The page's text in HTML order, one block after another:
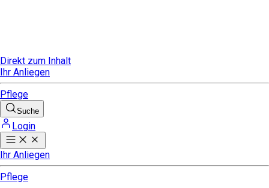
Direkt zum Inhalt
Ihr Anliegen
Pflege
Suche
Login
Ihr Anliegen
Pflege